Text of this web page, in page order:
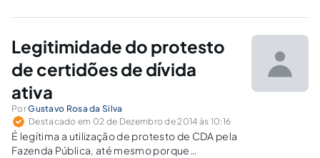
Legitimidade do protesto
de certidões de dívida
ativa
PorGustavo Rosa da Silva
Destacado em 02 de Dezembro de 2014 às 10:16
É legítima a utilização de protesto de CDA pela
Fazenda Pública, até mesmo porque